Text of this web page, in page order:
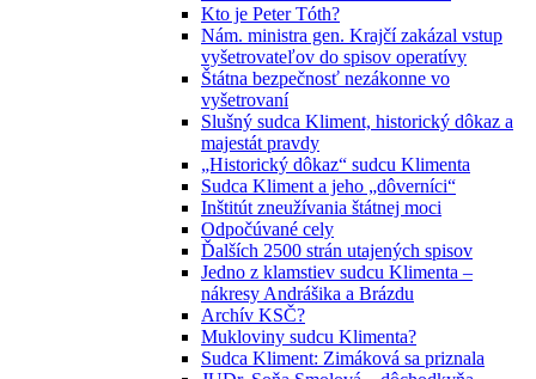
Kto je Peter Tóth?
Nám. ministra gen. Krajčí zakázal vstup
vyšetrovateľov do spisov operatívy
Štátna bezpečnosť nezákonne vo
vyšetrovaní
Slušný sudca Kliment, historický dôkaz a
majestát pravdy
„Historický dôkaz“ sudcu Klimenta
Sudca Kliment a jeho „dôverníci“
Inštitút zneužívania štátnej moci
Odpočúvané cely
Ďalších 2500 strán utajených spisov
Jedno z klamstiev sudcu Klimenta –
nákresy Andrášika a Brázdu
Archív KSČ?
Mukloviny sudcu Klimenta?
Sudca Kliment: Zimáková sa priznala